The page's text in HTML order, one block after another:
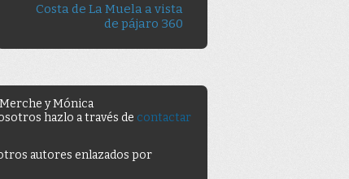
Costa de La Muela a vista
de pájaro 360
y Mónica
hazlo a través de contactar
autores enlazados por